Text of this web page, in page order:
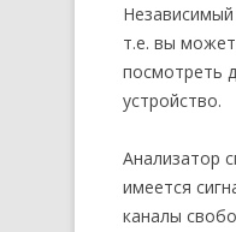
т.е. вы
посмотреть
устройство.
Анализатор
имеется
каналы